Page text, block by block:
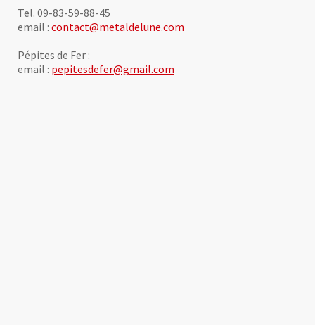
Tel. 09-83-59-88-45
email : contact@metaldelune.com
Pépites de Fer :
email : pepitesdefer@gmail.com